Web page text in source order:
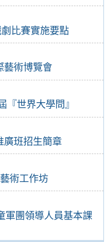
比賽實施要點
藝術博覽會
世界大學問』
廣班招生簡章
術工作坊
軍團領導人員基本課